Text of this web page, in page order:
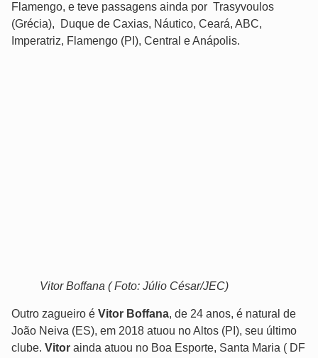
Flamengo, e teve passagens ainda por Trasyvoulos
(Grécia), Duque de Caxias, Náutico, Ceará, ABC,
Imperatriz, Flamengo (PI), Central e Anápolis.
Vitor Boffana ( Foto: Júlio César/JEC)
Outro zagueiro é Vitor Boffana, de 24 anos, é natural de
João Neiva (ES), em 2018 atuou no Altos (PI), seu último
clube. Vitor ainda atuou no Boa Esporte, Santa Maria ( DF